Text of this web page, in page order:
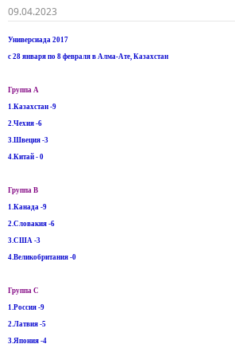
09.04.2023
Универсиада 2017
с 28 января по 8 февраля в Алма-Ате, Казахстан
Группа A
1.Казахстан -9
2.Чехия -6
3.Швеция -3
4.Китай - 0
Группа B
1.Канада -9
2.Словакия -6
3.США -3
4.Великобритания -0
Группа C
1.Россия -9
2.Латвия -5
3.Япония -4